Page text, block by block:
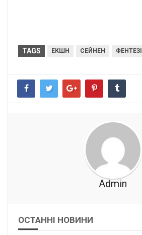
TAGS ЕКШН СЕЙНЕН ФЕНТЕЗІ
Admin
ОСТАННІ НОВИНИ